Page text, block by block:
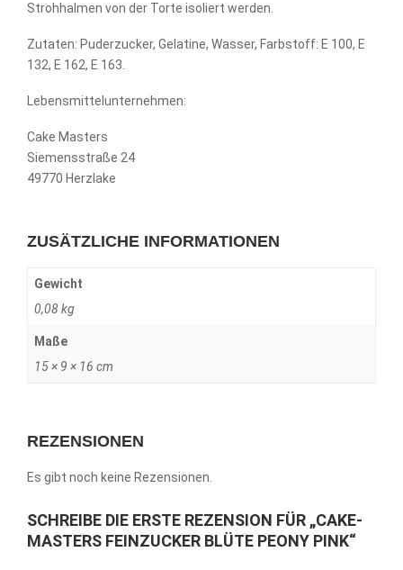
Strohhalmen von der Torte isoliert werden.
Zutaten: Puderzucker, Gelatine, Wasser, Farbstoff: E 100, E
132, E 162, E 163.
Lebensmittelunternehmen:
Cake Masters
Siemensstraße 24
49770 Herzlake
ZUSÄTZLICHE INFORMATIONEN
Gewicht
0,08 kg
Maße
15 × 9 × 16 cm
REZENSIONEN
Es gibt noch keine Rezensionen.
SCHREIBE DIE ERSTE REZENSION FÜR „CAKE-
MASTERS FEINZUCKER BLÜTE PEONY PINK“